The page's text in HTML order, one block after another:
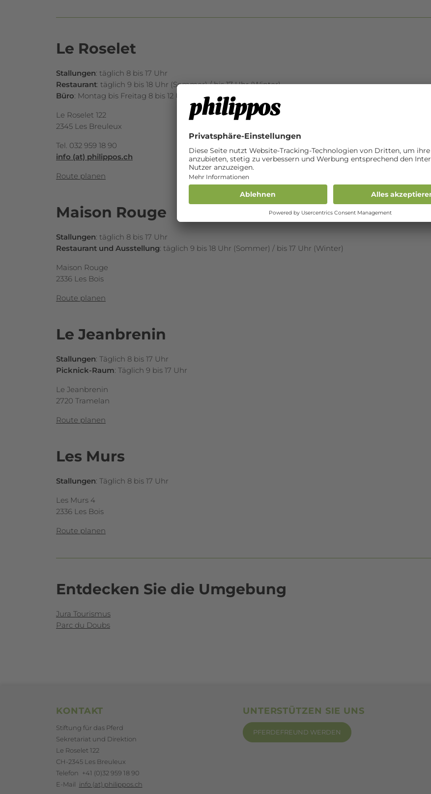
Le Roselet
Stallungen: täglich 8 bis 17 Uhr
Restaurant: täglich 9 bis 18 Uhr (Sommer) / bis 17 Uhr (Winter)
Büro: Montag bis Freitag 8 bis 12 Uhr und 13 bis 17 Uhr
Le Roselet 122
2345 Les Breuleux
Tel. 032 959 18 90
info (at) philippos.ch
Route planen
Maison Rouge
Stallungen: täglich 8 bis 17 Uhr
Restaurant und Ausstellung: täglich 9 bis 18 Uhr (Sommer) / bis 17 Uhr (Winter)
Maison Rouge
2336 Les Bois
Route planen
Le Jeanbrenin
Stallungen: Täglich 8 bis 17 Uhr
Picknick-Raum: Täglich 9 bis 17 Uhr
Le Jeanbrenin
2720 Tramelan
Route planen
Les Murs
Stallungen: Täglich 8 bis 17 Uhr
Les Murs 4
2336 Les Bois
Route planen
Entdecken Sie die Umgebung
Jura Tourismus
Parc du Doubs
KONTAKT
Stiftung für das Pferd
Sekretariat und Direktion
Le Roselet 122
CH-2345 Les Breuleux
Telefon +41 (0)32 959 18 90
E-Mail info (at) philippos.ch
UNTERSTÜTZEN SIE UNS
PFERDEFREUND WERDEN